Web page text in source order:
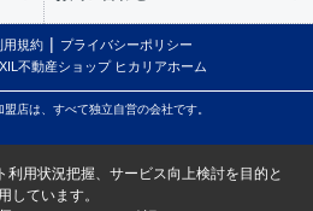
用規約
プライバシーポリシー
不動産ショップ ヒカリアホーム
店は、すべて独立自営の会社です。
用状況把握、サービス向上検討を目的と
しています。